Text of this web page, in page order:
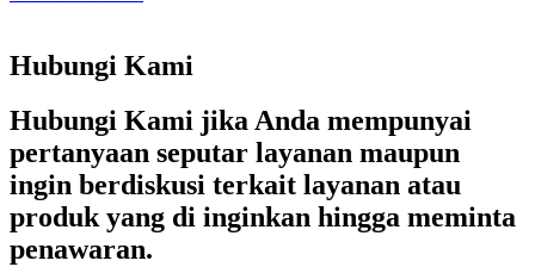
Hubungi Kami
Hubungi Kami jika Anda mempunyai
pertanyaan seputar layanan maupun
ingin berdiskusi terkait layanan atau
produk yang di inginkan hingga meminta
penawaran.